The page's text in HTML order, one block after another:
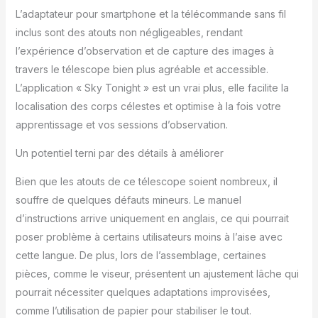
régler la latitude et la
longitude du télescope.
Cela vous permet
d'identifier
instantanément les
corps célestes alignés
et de voir leurs
informations détaillées.
Trépied réglable et
pour observation des
étoiles : Équipé d'un
trépied en aluminium
réglable, le télescope
pour adultes offre une
meilleure stabilité,
durabilité et n'est pas
facile à secouer. Le
trépied peut être ajusté
d'une hauteur de 25,2" à
42,1", offrant ainsi une
L’adaptateur pour smartphone et la télécommande sans fil
inclus sont des atouts non négligeables, rendant
l’expérience d’observation et de capture des images à
travers le télescope bien plus agréable et accessible.
L’application « Sky Tonight » est un vrai plus, elle facilite la
localisation des corps célestes et optimise à la fois votre
apprentissage et vos sessions d’observation.
Un potentiel terni par des détails à améliorer
Bien que les atouts de ce télescope soient nombreux, il
souffre de quelques défauts mineurs. Le manuel
d’instructions arrive uniquement en anglais, ce qui pourrait
poser problème à certains utilisateurs moins à l’aise avec
cette langue. De plus, lors de l’assemblage, certaines
pièces, comme le viseur, présentent un ajustement lâche qui
pourrait nécessiter quelques adaptations improvisées,
comme l’utilisation de papier pour stabiliser le tout.